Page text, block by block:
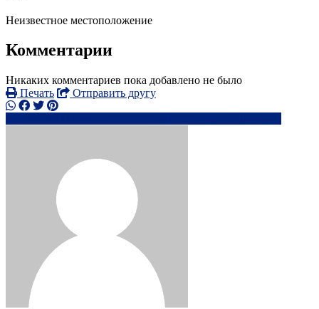
Неизвестное местоположение
Комментарии
Никаких комментариев пока добавлено не было
Печать
Отправить другу